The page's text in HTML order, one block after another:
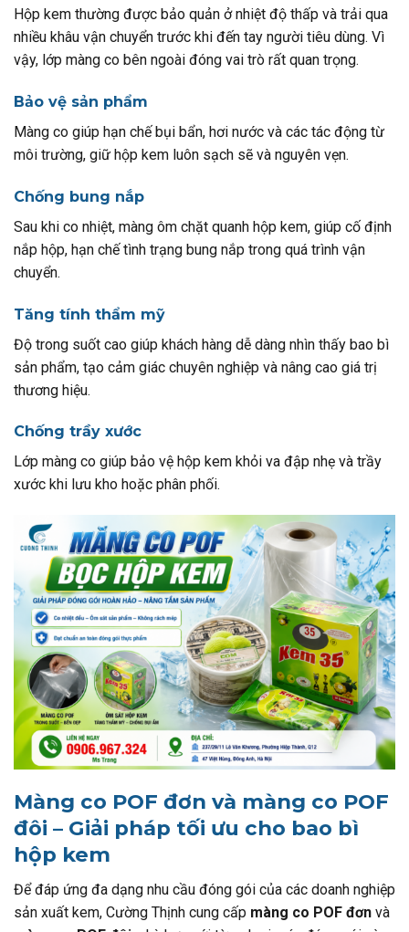
Hộp kem thường được bảo quản ở nhiệt độ thấp và trải qua
nhiều khâu vận chuyển trước khi đến tay người tiêu dùng. Vì
vậy, lớp màng co bên ngoài đóng vai trò rất quan trọng.
Bảo vệ sản phẩm
Màng co giúp hạn chế bụi bẩn, hơi nước và các tác động từ
môi trường, giữ hộp kem luôn sạch sẽ và nguyên vẹn.
Chống bung nắp
Sau khi co nhiệt, màng ôm chặt quanh hộp kem, giúp cố định
nắp hộp, hạn chế tình trạng bung nắp trong quá trình vận
chuyển.
Tăng tính thẩm mỹ
Độ trong suốt cao giúp khách hàng dễ dàng nhìn thấy bao bì
sản phẩm, tạo cảm giác chuyên nghiệp và nâng cao giá trị
thương hiệu.
Chống trầy xước
Lớp màng co giúp bảo vệ hộp kem khỏi va đập nhẹ và trầy
xước khi lưu kho hoặc phân phối.
Màng co POF đơn và màng co POF
đôi – Giải pháp tối ưu cho bao bì
hộp kem
Để đáp ứng đa dạng nhu cầu đóng gói của các doanh nghiệp
sản xuất kem, Cường Thịnh cung cấp màng co POF đơn và